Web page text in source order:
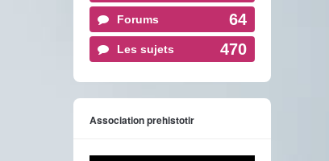
Forums 64
Les sujets 470
Association prehistotir